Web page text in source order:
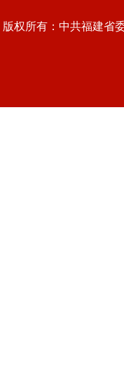
版权所有：中共福建省